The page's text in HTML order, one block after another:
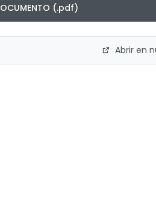
(.pdf)
Abrir en